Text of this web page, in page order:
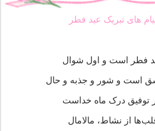
های تبریک عید فطر
فطر است و اول شوال
است و شور و جذبه و حال
توفیق درک ماه خداست
از نشاط، مالامال